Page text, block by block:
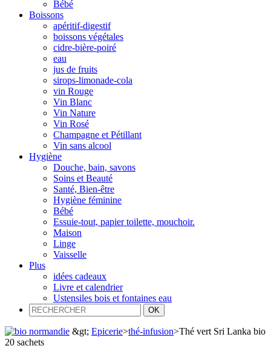
Bébé
Boissons
apéritif-digestif
boissons végétales
cidre-bière-poiré
eau
jus de fruits
sirops-limonade-cola
vin Rouge
Vin Blanc
Vin Nature
Vin Rosé
Champagne et Pétillant
Vin sans alcool
Hygiène
Douche, bain, savons
Soins et Beauté
Santé, Bien-être
Hygiène féminine
Bébé
Essuie-tout, papier toilette, mouchoir.
Maison
Linge
Vaisselle
Plus
idées cadeaux
Livre et calendrier
Ustensiles bois et fontaines eau
&gt; Epicerie>thé-infusion>Thé vert Sri Lanka bio
20 sachets